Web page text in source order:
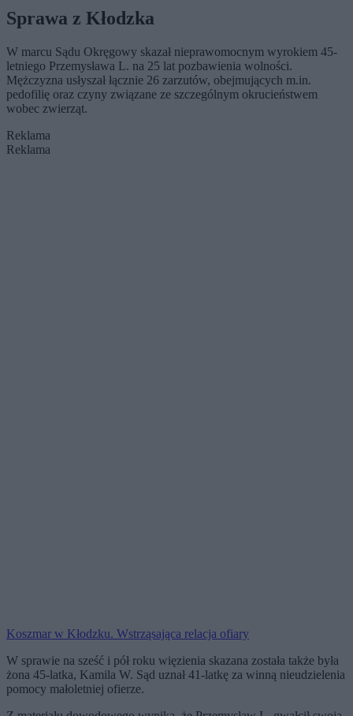
Sprawa z Kłodzka
W marcu Sądu Okręgowy skazał nieprawomocnym wyrokiem 45-
letniego Przemysława L. na 25 lat pozbawienia wolności.
Mężczyzna usłyszał łącznie 26 zarzutów, obejmujących m.in.
pedofilię oraz czyny związane ze szczególnym okrucieństwem
wobec zwierząt.
Reklama
Reklama
Koszmar w Kłodzku. Wstrząsająca relacja ofiary
W sprawie na sześć i pół roku więzienia skazana została także była
żona 45-latka, Kamila W. Sąd uznał 41-latkę za winną nieudzielenia
pomocy małoletniej ofierze.